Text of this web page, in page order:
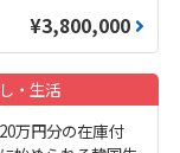
¥3,800,000
・生活
万円分の在庫付